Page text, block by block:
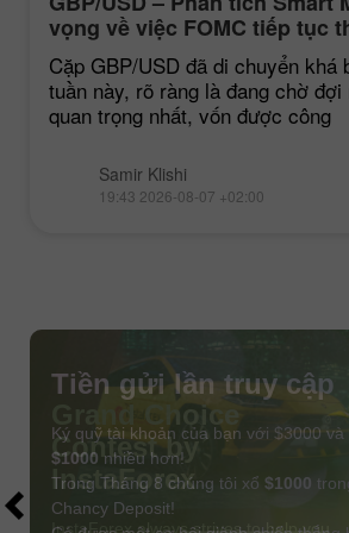
vọng về việc FOMC tiếp tục
chính sách vẫn ở mức thấp
Cặp GBP/USD đã di chuyển khá
tuần này, rõ ràng là đang chờ
quan trọng nhất, vốn được công
Samir Klishi
19:43 2026-08-07 +02:00
Tiền gửi lần truy cập
Ký quỹ tài khoản của bạn với $3000
$1000 nhiều hơn!
Trong Tháng 8 chúng tôi xổ $1000
Chancy Deposit!